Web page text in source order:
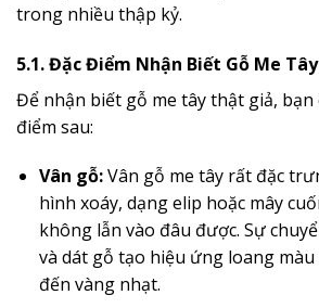
trong nhiều thập kỷ.
5.1. Đặc Điểm Nhận Biết Gỗ Me
Để nhận biết gỗ me tây thật giả, bạn
điểm sau:
Vân gỗ:Vân gỗ me tây rất đặc
hình xoáy, dạng elip hoặc mây
không lẫn vào đâu được. Sự
và dát gỗ tạo hiệu ứng loang
đến vàng nhạt.